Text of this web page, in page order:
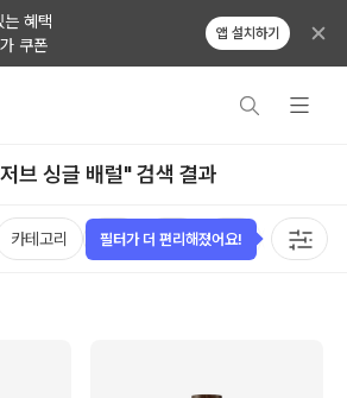
는 혜택
쿠폰
앱 설치하기
브 싱글 배럴" 검색 결과
카테고리 가격 국가 용량 태그
필터가 더 편리해졌어요!